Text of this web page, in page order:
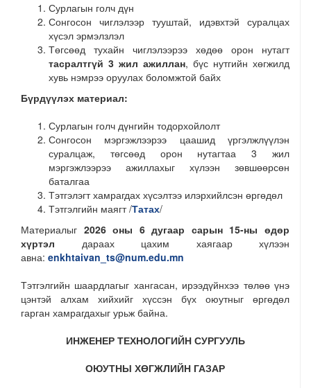
Сурлагын голч дүн
Сонгосон чиглэлээр тууштай, идэвхтэй суралцах
хүсэл эрмэлзлэл
Төгсөөд тухайн чиглэлээрээ хөдөө орон нутагт
тасралтгүй 3 жил ажиллан, бүс нутгийн хөгжилд
хувь нэмрээ оруулах боломжтой байх
Бүрдүүлэх материал:
Сурлагын голч дүнгийн тодорхойлолт
Сонгосон мэргэжлээрээ цаашид үргэлжлүүлэн
суралцаж, төгсөөд орон нутагтаа 3 жил
мэргэжлээрээ ажиллахыг хүлээн зөвшөөрсөн
баталгаа
Тэтгэлэгт хамрагдах хүсэлтээ илэрхийлсэн өргөдөл
Тэтгэлгийн маягт /Татах/
Материалыг 2026 оны 6 дугаар сарын 15-ны өдөр
хүртэл дараах цахим хаягаар хүлээн
авна: enkhtaivan_ts@num.edu.mn
Тэтгэлгийн шаардлагыг хангасан, ирээдүйнхээ төлөө үнэ
цэнтэй алхам хийхийг хүссэн бүх оюутныг өргөдөл
гарган хамрагдахыг урьж байна.
ИНЖЕНЕР ТЕХНОЛОГИЙН СУРГУУЛЬ
ОЮУТНЫ ХӨГЖЛИЙН ГАЗАР